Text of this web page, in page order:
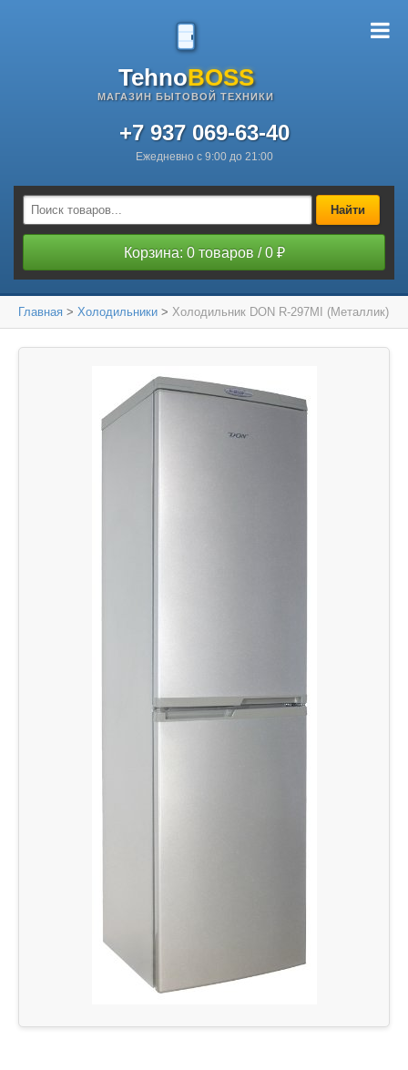
TehnoBOSS
МАГАЗИН БЫТОВОЙ ТЕХНИКИ
+7 937 069-63-40
Ежедневно с 9:00 до 21:00
Найти
Корзина: 0 товаров / 0 ₽
Главная > Холодильники > Холодильник DON R-297MI (Металлик)